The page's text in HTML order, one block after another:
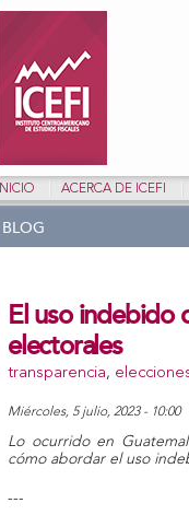
INICIO ACERCA DE ICEFI
BLOG
El uso indebido
electorales
transparencia,
miércoles, 5 julio, 2023 - 10:00
Share on Facebook
Tweet Widget
Linkedin Share Button
Lo ocurrido en
cómo abordar el uso
---